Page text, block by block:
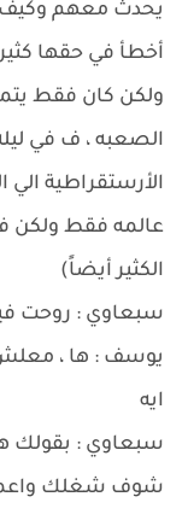
يحدث معهم وكيف
أخطأ في حقها
ولكن كان فقط
الصعبه ، ف في
الأرستقراطية
عالمه فقط ولكن
الكثير أيضاً)
سبعاوي : روحت
يوسف : ها ،
ايه
سبعاوي : بقولك
شوف شغلك واعمل